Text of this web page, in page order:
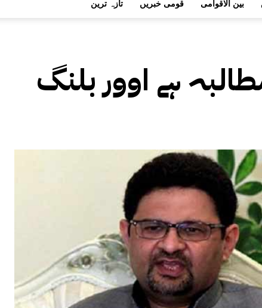
تازہ ترین قومی خبریں بین الاقوامی
ہے اوور بلنگ